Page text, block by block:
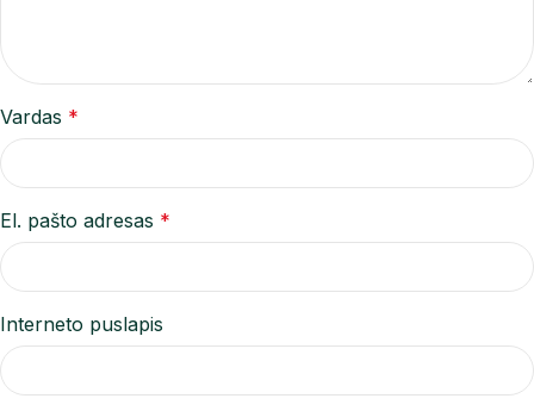
Vardas *
El. pašto adresas *
Interneto puslapis